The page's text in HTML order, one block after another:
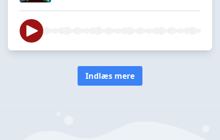
Indlæs mere